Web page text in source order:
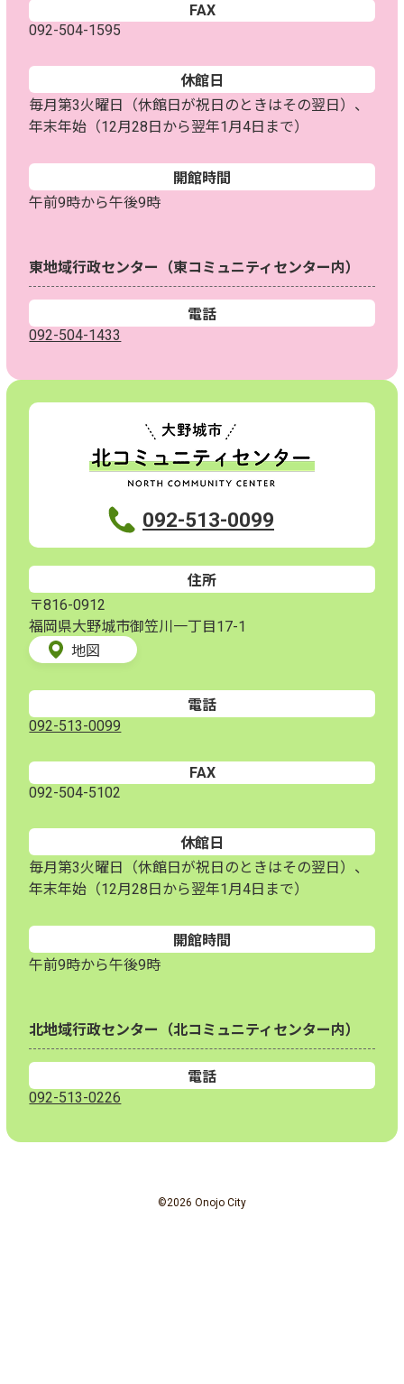
FAX
092-504-1595
休館日
毎月第3火曜日（休館日が祝日のときはその翌日）、
年末年始（12月28日から翌年1月4日まで）
開館時間
午前9時から午後9時
東地域行政センター（東コミュニティセンター内）
電話
092-504-1433
092-513-0099
住所
〒816-0912
福岡県大野城市御笠川一丁目17-1
地図
電話
092-513-0099
FAX
092-504-5102
休館日
毎月第3火曜日（休館日が祝日のときはその翌日）、
年末年始（12月28日から翌年1月4日まで）
開館時間
午前9時から午後9時
北地域行政センター（北コミュニティセンター内）
電話
092-513-0226
©2026 Onojo City